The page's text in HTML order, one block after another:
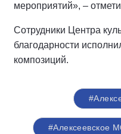
мероприятий», –
Сотрудники Центра
благодарности
композиций.
#Алексеевское